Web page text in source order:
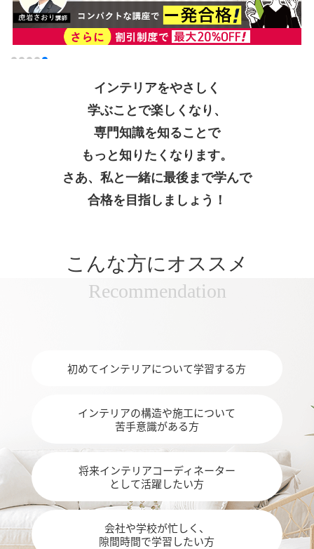
インテリアをやさしく
学ぶことで楽しくなり、
専門知識を知ることで
もっと知りたくなります。
さあ、私と一緒に最後まで学んで
合格を目指しましょう！
こんな方にオススメ
Recommendation
初めてインテリアについて学習する方
インテリアの構造や施工について
苦手意識がある方
将来インテリアコーディネーター
として活躍したい方
会社や学校が忙しく、
隙間時間で学習したい方